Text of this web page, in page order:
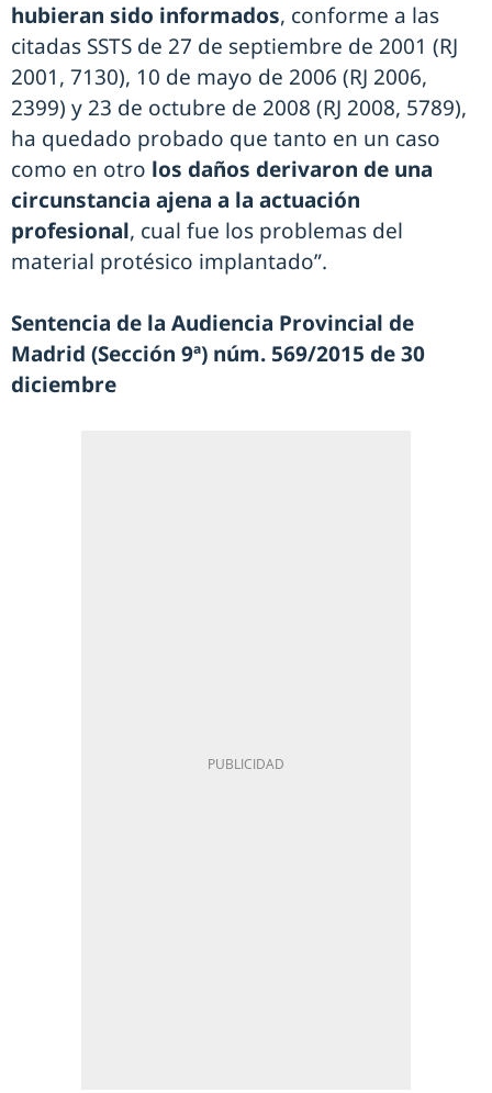
hubieran sido informados, conforme a las
citadas SSTS de 27 de septiembre de 2001 (RJ
2001, 7130), 10 de mayo de 2006 (RJ 2006,
2399) y 23 de octubre de 2008 (RJ 2008, 5789),
ha quedado probado que tanto en un caso
como en otro los daños derivaron de una
circunstancia ajena a la actuación
profesional, cual fue los problemas del
material protésico implantado”.
Sentencia de la Audiencia Provincial de
Madrid (Sección 9ª) núm. 569/2015 de 30
diciembre